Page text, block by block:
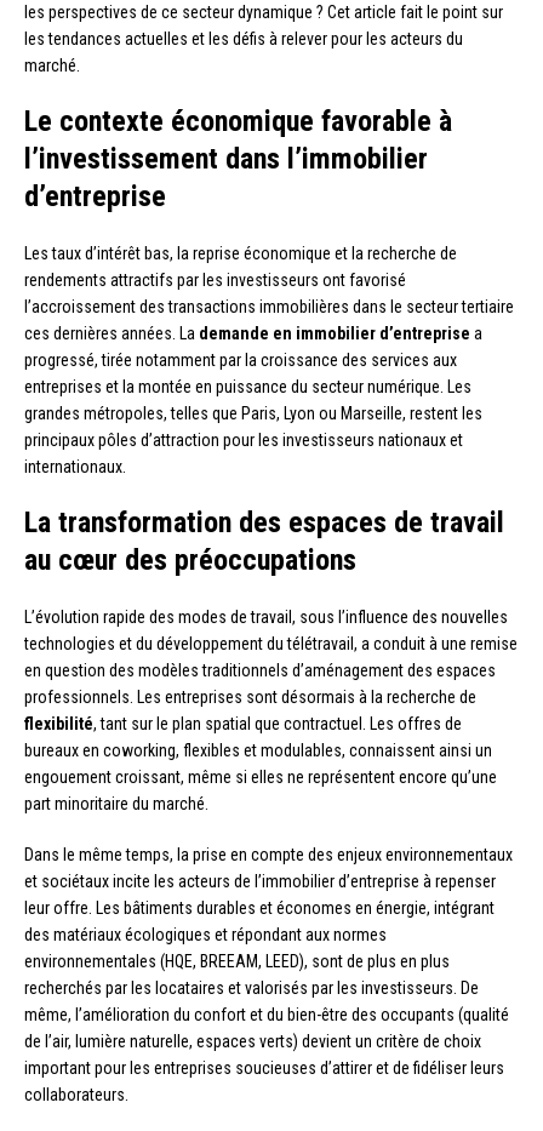
les perspectives de ce secteur dynamique ? Cet article fait le point sur
les tendances actuelles et les défis à relever pour les acteurs du
marché.
Le contexte économique favorable à
l’investissement dans l’immobilier
d’entreprise
Les taux d’intérêt bas, la reprise économique et la recherche de
rendements attractifs par les investisseurs ont favorisé
l’accroissement des transactions immobilières dans le secteur tertiaire
ces dernières années. La demande en immobilier d’entreprise a
progressé, tirée notamment par la croissance des services aux
entreprises et la montée en puissance du secteur numérique. Les
grandes métropoles, telles que Paris, Lyon ou Marseille, restent les
principaux pôles d’attraction pour les investisseurs nationaux et
internationaux.
La transformation des espaces de travail
au cœur des préoccupations
L’évolution rapide des modes de travail, sous l’influence des nouvelles
technologies et du développement du télétravail, a conduit à une remise
en question des modèles traditionnels d’aménagement des espaces
professionnels. Les entreprises sont désormais à la recherche de
flexibilité, tant sur le plan spatial que contractuel. Les offres de
bureaux en coworking, flexibles et modulables, connaissent ainsi un
engouement croissant, même si elles ne représentent encore qu’une
part minoritaire du marché.
Dans le même temps, la prise en compte des enjeux environnementaux
et sociétaux incite les acteurs de l’immobilier d’entreprise à repenser
leur offre. Les bâtiments durables et économes en énergie, intégrant
des matériaux écologiques et répondant aux normes
environnementales (HQE, BREEAM, LEED), sont de plus en plus
recherchés par les locataires et valorisés par les investisseurs. De
même, l’amélioration du confort et du bien-être des occupants (qualité
de l’air, lumière naturelle, espaces verts) devient un critère de choix
important pour les entreprises soucieuses d’attirer et de fidéliser leurs
collaborateurs.